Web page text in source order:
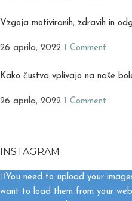
Vzgoja motiviranih, zdravih in
26 aprila, 2022 1 Comment
Kako čustva vplivajo na naše
26 aprila, 2022 1 Comment
INSTAGRAM
You need to upload your
want to load them from your